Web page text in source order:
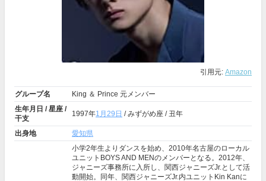
引用元: Amazon
グループ名
King ＆ Prince 元メンバー
生年月日 / 星座 /
干支
1997年1月29日 / みずがめ座 / 丑年
出身地
愛知県
小学2年生よりダンスを始め、2010年名古屋のローカル
ユニットBOYS AND MENのメンバーとなる。2012年、
ジャニーズ事務所に入所し、関西ジャニーズJr.として活
動開始。同年、関西ジャニーズJr.内ユニットKin Kanに